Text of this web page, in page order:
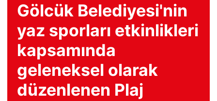
Gölcük Belediyesi'nin
yaz sporları etkinlikleri
kapsamında
geleneksel olarak
düzenlenen Plaj